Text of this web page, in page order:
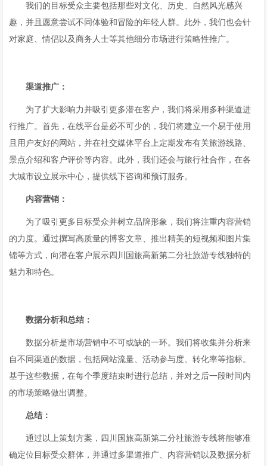
我们的目标受众主要包括那些对文化、历史、自然风光感兴
趣，并且愿意尝试不同体验和冒险的年轻人群。此外，我们也会针
对家庭、情侣以及商务人士等其他细分市场进行策略性推广。
渠道推广：
为了扩大影响力并吸引更多潜在客户，我们将采用多种渠道进
行推广。首先，在线平台是必不可少的，我们将建立一个易于使用
且用户友好的网站，并在社交媒体平台上定期发布有关旅游线路、
景点介绍和客户评价等内容。此外，我们还会与旅行社合作，在各
大城市设立展示中心，提供线下咨询和预订服务。
内容营销：
为了吸引更多目标受众并树立品牌形象，我们将注重内容营销
的力度。通过撰写高质量的博客文章、推出精美的短视频和图片集
锦等方式，向潜在客户展示四川国旅高新第二分社旅游专线独特的
魅力和特色。
数据分析和总结：
数据分析是市场营销中不可或缺的一环。我们将收集并分析来
自不同渠道的数据，包括网站流量、活动参与度、转化率等指标。
基于这些数据，在每个季度结束时进行总结，并对之后一段时间内
的市场策略做出调整。
总结：
通过以上策划方案，四川国旅高新第二分社旅游专线将能够准
确定位目标受众群体，并通过多渠道推广、内容营销以及数据分析